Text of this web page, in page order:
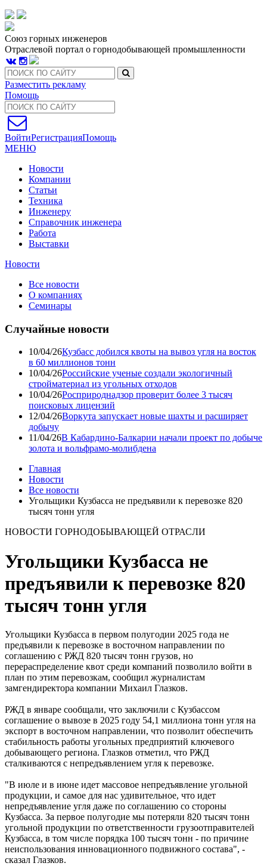
Союз горных инженеров
Отраслевой портал о горнодобывающей промышленности
Разместить рекламу
Помощь
ВойтиРегистрацияПомощь
МЕНЮ
Новости
Компании
Статьи
Техника
Инженеру
Справочник инженера
Работа
Выставки
Новости
Все новости
О компаниях
Семинары
Случайные новости
10/04/26Кузбасс добился квоты на вывоз угля на восток
в 60 миллионов тонн
10/04/26Российские ученые создали экологичный
стройматериал из угольных отходов
10/04/26Росприроднадзор проверит более 3 тысяч
поисковых лицензий
12/04/26Воркута запускает новые шахты и расширяет
добычу
11/04/26В Кабардино-Балкарии начали проект по добыче
золота и вольфрамо-молибдена
Главная
Новости
Все новости
Угольщики Кузбасса не предъявили к перевозке 820
тысяч тонн угля
НОВОСТИ ГОРНОДОБЫВАЮЩЕЙ ОТРАСЛИ
Угольщики Кузбасса не
предъявили к перевозке 820
тысяч тонн угля
Угольщики Кузбасса в первом полугодии 2025 года не
предъявили к перевозке в восточном направлении по
соглашению с РЖД 820 тысяч тонн грузов, но
перераспределение квот среди компаний позволило войти в
план по этим перевозкам, сообщил журналистам
замгендиректора компании Михаил Глазков.
РЖД в январе сообщали, что заключили с Кузбассом
соглашение о вывозе в 2025 году 54,1 миллиона тонн угля на
экспорт в восточном направлении, что позволит обеспечить
стабильность работы угольных предприятий ключевого
добывающего региона. Глазков отметил, что РЖД
сталкиваются с непредъявлением угля к перевозке.
"В июле и в июне идет массовое непредъявление угольной
продукции, и самое для нас удивительное, что идет
непредъявление угля даже по соглашению со стороны
Кузбасса. За первое полугодие мы потеряли 820 тысяч тонн
угольной продукции по ответственности грузоотправителей
Кузбасса, в том числе порядка 100 тысяч тонн - по причине
неиспользования инновационного подвижного состава", -
сказал Глазков.